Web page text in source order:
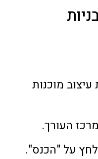
מוכנות